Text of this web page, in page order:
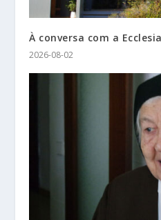
À conversa com a
2026-08-02